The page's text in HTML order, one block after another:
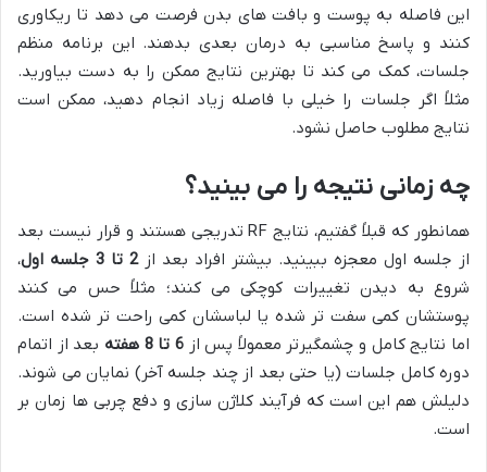
این فاصله به پوست و بافت های بدن فرصت می دهد تا ریکاوری
کنند و پاسخ مناسبی به درمان بعدی بدهند. این برنامه منظم
جلسات، کمک می کند تا بهترین نتایج ممکن را به دست بیاورید.
مثلاً اگر جلسات را خیلی با فاصله زیاد انجام دهید، ممکن است
نتایج مطلوب حاصل نشود.
چه زمانی نتیجه را می بینید؟
همانطور که قبلاً گفتیم، نتایج RF تدریجی هستند و قرار نیست بعد
از جلسه اول معجزه ببینید. بیشتر افراد بعد از2 تا 3 جلسه اول
،
شروع به دیدن تغییرات کوچکی می کنند؛ مثلاً حس می کنند
پوستشان کمی سفت تر شده یا لباسشان کمی راحت تر شده است.
اما نتایج کامل و چشمگیرتر معمولاً پس از6 تا 8 هفته
بعد از اتمام
دوره کامل جلسات (یا حتی بعد از چند جلسه آخر) نمایان می شوند.
دلیلش هم این است که فرآیند کلاژن سازی و دفع چربی ها زمان بر
است.